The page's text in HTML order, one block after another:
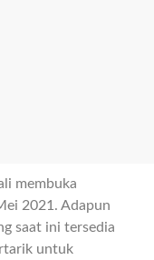
membuka
2021. Adapun
saat ini tersedia
untuk